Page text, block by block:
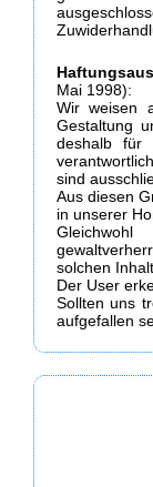
Mai 1998):
Wir weisen
Gestaltung
deshalb für
sind
Aus diesen
in unserer
solchen
Der User
Sollten uns
aufgefallen